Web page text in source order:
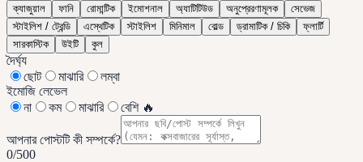
ক্যাজুয়াল ফানি রোমান্টিক ইমোশনাল অ্যাটিটিউড অনুপ্রেরণামূলক
সেভেজ
স্টাইলিশ / ট্রেন্ডি
এস্থেটিক স্টাইলিশ মিনিমাল বোল্ড ড্রামাটিক / চিকি
ফ্লার্টি
সারকাস্টিক
উইটি কুল
দৈর্ঘ্য
ছোট
মাঝারি
লম্বা
ইমোজি লেভেল
না
কম মাঝারি বেশি 🔥
আপনার পোস্টটি কী সম্পর্কে?
0/500